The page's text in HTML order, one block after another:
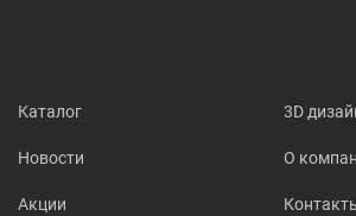
Каталог
Новости
Акции
3D
О